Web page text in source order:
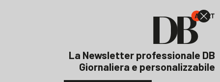
La Newsletter professionale DB
Giornaliera e personalizzabile